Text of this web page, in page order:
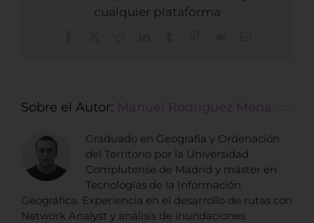
cualquier plataforma
Sobre el Autor: Manuel Rodríguez Mena
Graduado en Geografía y Ordenación
del Territorio por la Universidad
Complutense de Madrid y máster en
Tecnologías de la Información
Geográfica. Experiencia en el desarrollo de rutas con
Network Analyst y análisis de inundaciones.